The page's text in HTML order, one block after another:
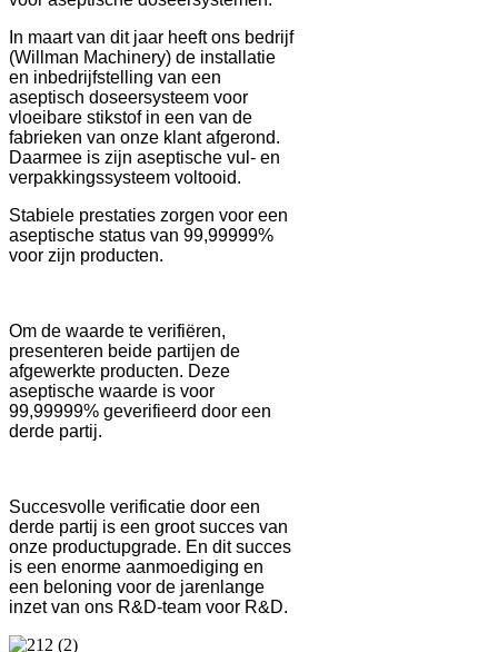
In maart van dit jaar heeft ons bedrijf
(Willman Machinery) de installatie
en inbedrijfstelling van een
aseptisch doseersysteem voor
vloeibare stikstof in een van de
fabrieken van onze klant afgerond.
Daarmee is zijn aseptische vul- en
verpakkingssysteem voltooid.
Stabiele prestaties zorgen voor een
aseptische status van 99,99999%
voor zijn producten.
Om de waarde te verifiëren,
presenteren beide partijen de
afgewerkte producten. Deze
aseptische waarde is voor
99,99999% geverifieerd door een
derde partij.
Succesvolle verificatie door een
derde partij is een groot succes van
onze productupgrade. En dit succes
is een enorme aanmoediging en
een beloning voor de jarenlange
inzet van ons R&D-team voor R&D.